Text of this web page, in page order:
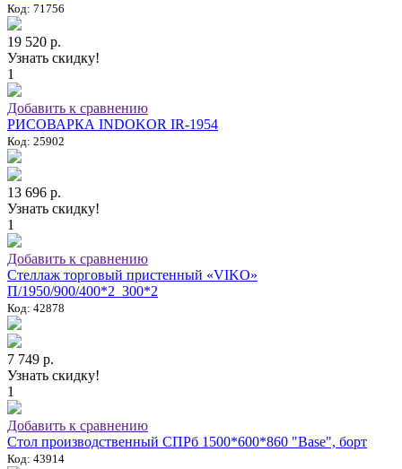
Код: 71756
19 520 р.
Узнать скидку!
1
Добавить к сравнению
РИСОВАРКА INDOKOR IR-1954
Код: 25902
13 696 р.
Узнать скидку!
1
Добавить к сравнению
Стеллаж торговый пристенный «VIKO»
П/1950/900/400*2_300*2
Код: 42878
7 749 р.
Узнать скидку!
1
Добавить к сравнению
Стол производственный СПРб 1500*600*860 "Base", борт
Код: 43914